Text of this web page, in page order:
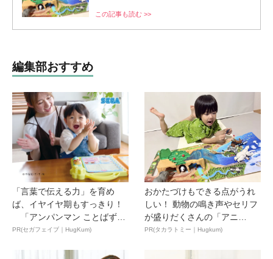
この記事も読む >>
編集部おすすめ
「言葉で伝える力」を育め
ば、イヤイヤ期もすっきり！
「アンパンマン ことばずか
ん...
PR(セガフェイブ｜HugKum)
おかたづけもできる点がうれ
しい！ 動物の鳴き声やセリフ
が盛りだくさんの「アニ
ア ...
PR(タカラトミー｜Hugkum)